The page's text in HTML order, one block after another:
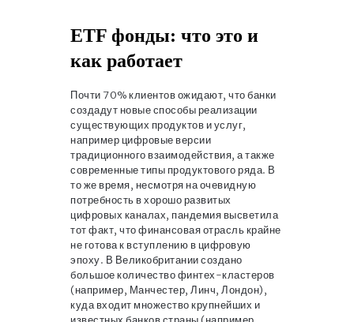
ETF фонды: что это и
как работает
Почти 70% клиентов ожидают, что банки
создадут новые способы реализации
существующих продуктов и услуг,
например цифровые версии
традиционного взаимодействия, а также
современные типы продуктового ряда. В
то же время, несмотря на очевидную
потребность в хорошо развитых
цифровых каналах, пандемия высветила
тот факт, что финансовая отрасль крайне
не готова к вступлению в цифровую
эпоху. В Великобритании создано
большое количество финтех-кластеров
(например, Манчестер, Линч, Лондон),
куда входит множество крупнейших и